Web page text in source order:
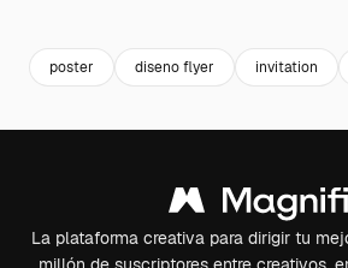
poster diseno flyer invitation
La plataforma creativa para dirigir tu